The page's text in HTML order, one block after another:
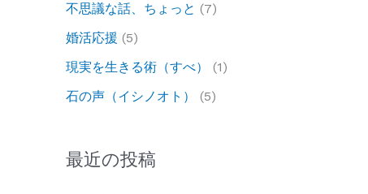
不思議な話、ちょっと (7)
婚活応援 (5)
現実を生きる術（すべ）
(1)
石の声（イシノオト）
(5)
最近の投稿